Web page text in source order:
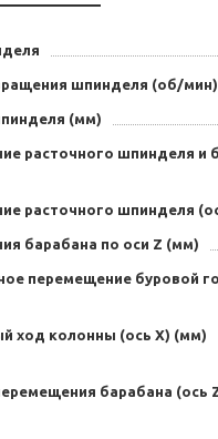
шпинделя (об/мин)
(мм)
расточного шпинделя и
расточного шпинделя
барабана по оси Z (мм)
перемещение буровой
ход колонны (ось X) (мм)
барабана (ось